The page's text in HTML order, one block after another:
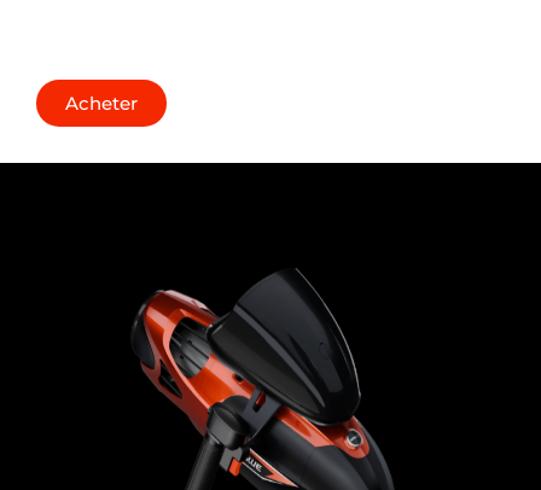
Acheter